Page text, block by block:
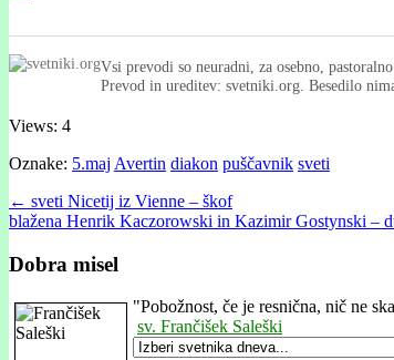
Vsi prevodi so neuradni, za osebno,
Prevod in ureditev: svetniki.org. Besedilo
Views: 4
Oznake: 5.maj Avertin diakon puščavnik sveti
Post
navigation
← sveti Nicetij iz Vienne – škof
blažena Henrik Kaczorowski in Kazimir Gostynski –
Dobra misel
"Pobožnost, če je resnična, nič ne
sv. Frančišek Saleški